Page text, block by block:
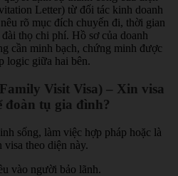
Letter) từ đối tác kinh doanh
rõ mục đích chuyến đi, thời gian
thọ chi phí. Hồ sơ của doanh
cần minh bạch, chứng minh được
logic giữa hai bên.
Visit Visa) – Xin visa
đoàn tụ gia đình?
sống, làm việc hợp pháp hoặc là
theo diện này.
vào người bảo lãnh.